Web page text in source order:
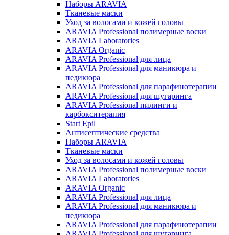
Наборы ARAVIA
Тканевые маски
Уход за волосами и кожей головы
ARAVIA Professional полимерные воски
ARAVIA Laboratories
ARAVIA Organic
ARAVIA Professional для лица
ARAVIA Professional для маникюра и
педикюра
ARAVIA Professional для парафинотерапии
ARAVIA Professional для шугаринга
ARAVIA Professional пилинги и
карбокситерапия
Start Epil
Антисептические средства
Наборы ARAVIA
Тканевые маски
Уход за волосами и кожей головы
ARAVIA Professional полимерные воски
ARAVIA Laboratories
ARAVIA Organic
ARAVIA Professional для лица
ARAVIA Professional для маникюра и
педикюра
ARAVIA Professional для парафинотерапии